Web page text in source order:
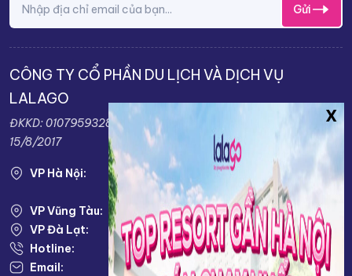
Gửi
CÔNG TY CỔ PHẦN DU LỊCH VÀ DỊCH VỤ
LALAGO
ĐKKD: 0107959328 do sở KH&ĐT TP.Hà Nội cấp ngày:
15/8/2017
VP Hà Nội:
VP HÀ NỘI: Số 38 Louis I, KĐT Louis City, Đại
Mỗ, Nam Từ Liêm, TP. Hà Nội
VP Vũng Tàu: 79 Võ Thị Sáu, Phường 2, Tp. Vũng Tàu
VP Đà Lạt:
KĐT Nam Hồ, Phường 11, TP. Đà Lạt
Hotline:
0943333333
Email:
info@lalago.vn